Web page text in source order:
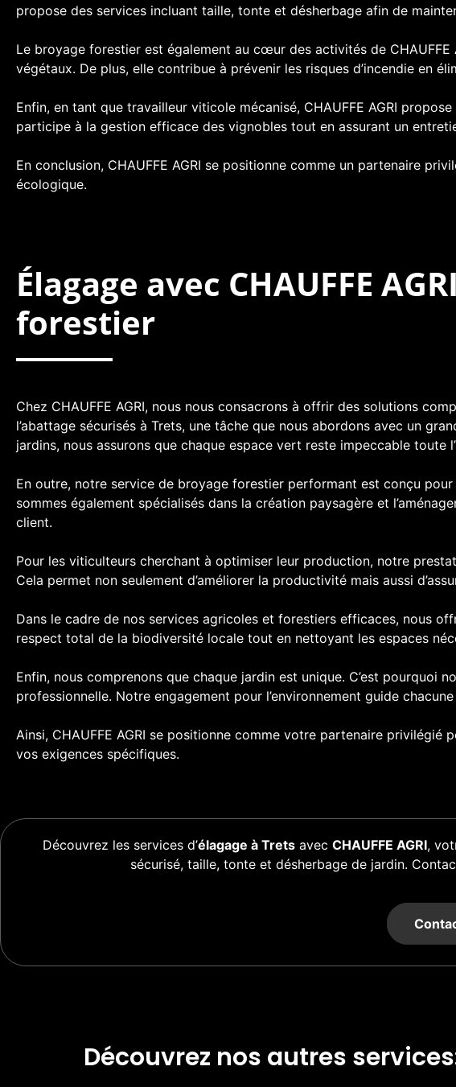
propose des services incluant taille, tonte et désherbage afin de
Le broyage forestier est également au cœur des activités de
végétaux. De plus, elle contribue à prévenir les risques d’incendie en
Enfin, en tant que travailleur viticole mécanisé, CHAUFFE AGRI
participe à la gestion efficace des vignobles tout en assurant un
En conclusion, CHAUFFE AGRI se positionne comme un partenaire
écologique.
Élagage avec CHAUFFE
forestier
Chez CHAUFFE AGRI, nous nous consacrons à offrir des solutions
l’abattage sécurisés à Trets, une tâche que nous abordons avec un
jardins, nous assurons que chaque espace vert reste impeccable toute
En outre, notre service de broyage forestier performant est conçu
sommes également spécialisés dans la création paysagère et
client.
Pour les viticulteurs cherchant à optimiser leur production, notre
Cela permet non seulement d’améliorer la productivité mais aussi
Dans le cadre de nos services agricoles et forestiers efficaces, nous
respect total de la biodiversité locale tout en nettoyant les espaces
Enfin, nous comprenons que chaque jardin est unique. C’est
professionnelle. Notre engagement pour l’environnement guide
Ainsi, CHAUFFE AGRI se positionne comme votre partenaire
vos exigences spécifiques.
Découvrez les services d’élagage à Trets avec CHAUFFE AGRI,
sécurisé, taille, tonte et désherbage de jardin.
Découvrez nos autres